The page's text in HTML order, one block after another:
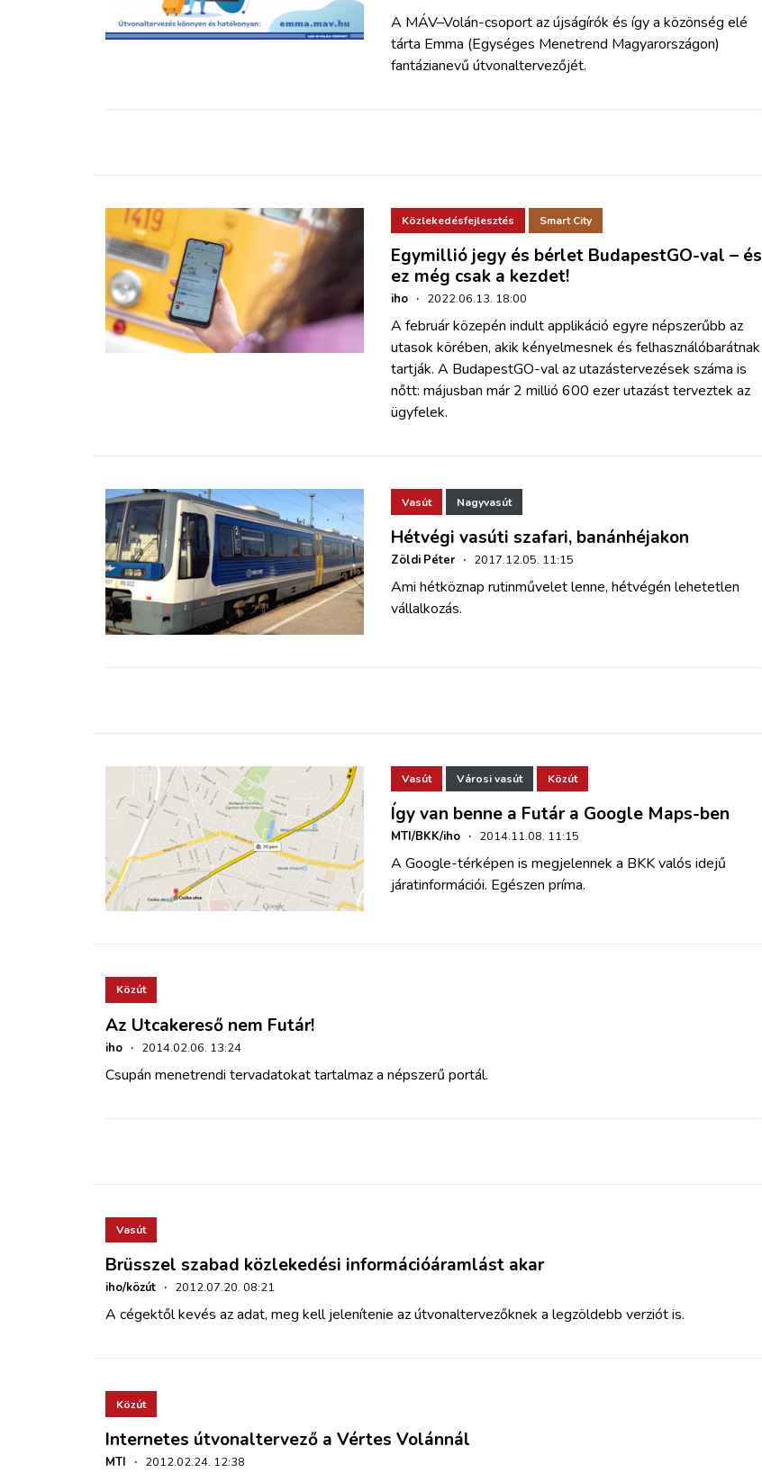
WEBSHOP
BELÉPÉS
REGISZTRÁCIÓ
A MÁV–Volán-csoport az újságírók és így a közönség elé
tárta Emma (Egységes Menetrend Magyarországon)
fantázianevű útvonaltervezőjét.
Közlekedésfejlesztés Smart City
Egymillió jegy és bérlet BudapestGO-val – és
ez még csak a kezdet!
iho · 2022.06.13. 18:00
A február közepén indult applikáció egyre népszerűbb az
utasok körében, akik kényelmesnek és felhasználóbarátnak
tartják. A BudapestGO-val az utazástervezések száma is
nőtt: májusban már 2 millió 600 ezer utazást terveztek az
ügyfelek.
Vasút Nagyvasút
Hétvégi vasúti szafari, banánhéjakon
Zöldi Péter · 2017.12.05. 11:15
Ami hétköznap rutinművelet lenne, hétvégén lehetetlen
vállalkozás.
Vasút Városi vasút Közút
Így van benne a Futár a Google Maps-ben
MTI/BKK/iho · 2014.11.08. 11:15
A Google-térképen is megjelennek a BKK valós idejű
járatinformációi. Egészen príma.
Közút
Az Utcakereső nem Futár!
iho · 2014.02.06. 13:24
Csupán menetrendi tervadatokat tartalmaz a népszerű portál.
Vasút
Brüsszel szabad közlekedési információáramlást akar
iho/közút · 2012.07.20. 08:21
A cégektől kevés az adat, meg kell jelenítenie az útvonaltervezőknek a legzöldebb verziót is.
Közút
Internetes útvonaltervező a Vértes Volánnál
MTI · 2012.02.24. 12:38